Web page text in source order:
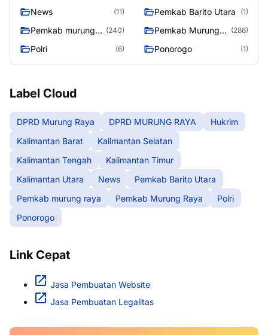
News (11) Pemkab Barito Utara (1)
Pemkab murung
(240)
Pemkab Murung
(286)
Polri (6) Ponorogo (1)
Label Cloud
DPRD Murung Raya DPRD MURUNG RAYA
Hukrim
Kalimantan Barat
Kalimantan Selatan
Kalimantan Tengah
Kalimantan Timur
Kalimantan Utara
News
Pemkab Barito Utara
Pemkab murung raya
Pemkab Murung Raya
Polri
Ponorogo
Link Cepat
Jasa Pembuatan Website
Jasa Pembuatan Legalitas